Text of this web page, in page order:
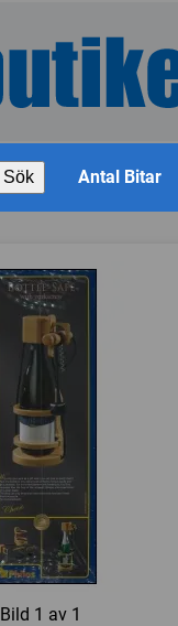
Sök Antal Bitar
Bild 1 av 1